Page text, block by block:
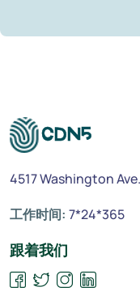
4517 Washington
工作时间: 7*24*365
跟着我们